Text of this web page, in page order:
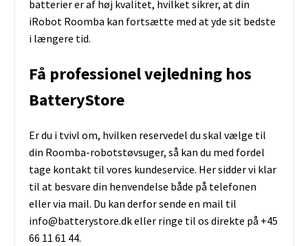
batterier er af høj kvalitet, hvilket sikrer, at din
iRobot Roomba kan fortsætte med at yde sit bedste
i længere tid.
Få professionel vejledning hos
BatteryStore
Er du i tvivl om, hvilken reservedel du skal vælge til
din Roomba-robotstøvsuger, så kan du med fordel
tage kontakt til vores kundeservice. Her sidder vi klar
til at besvare din henvendelse både på telefonen
eller via mail. Du kan derfor sende en mail til
info@batterystore.dk eller ringe til os direkte på +45
66 11 61 44.